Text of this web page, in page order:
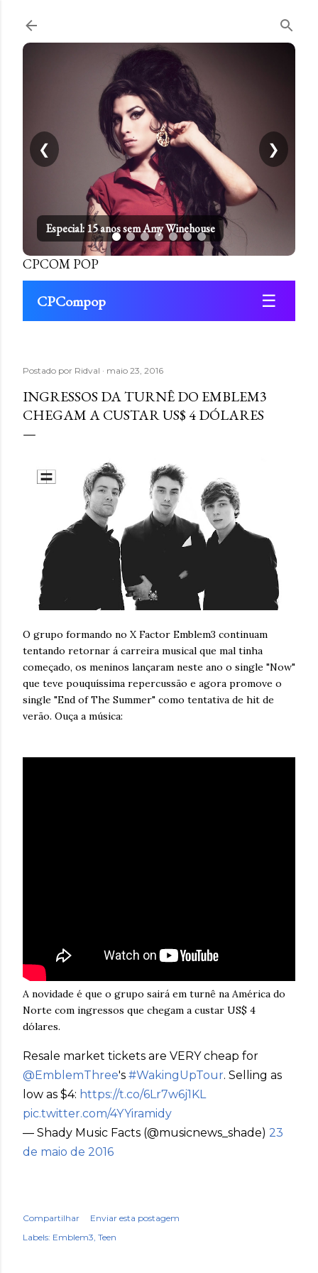
Especial: 15 anos sem Amy Winehouse
❮ ❯
CPCOM POP
CPCompop ☰
Postado por Ridval maio 23, 2016
INGRESSOS DA TURNÊ DO EMBLEM3
CHEGAM A CUSTAR US$ 4 DÓLARES
O grupo formando no X Factor Emblem3 continuam
tentando retornar á carreira musical que mal tinha
começado, os meninos lançaram neste ano o single "Now"
que teve pouquíssima repercussão e agora promove o
single "End of The Summer" como tentativa de hit de
verão. Ouça a música:
A novidade é que o grupo sairá em turnê na América do
Norte com ingressos que chegam a custar US$ 4
dólares.
Resale market tickets are VERY cheap for
@EmblemThree's #WakingUpTour. Selling as
low as $4: https://t.co/6Lr7w6j1KL
pic.twitter.com/4YYiramidy
— Shady Music Facts (@musicnews_shade) 23
de maio de 2016
Compartilhar
Enviar esta postagem
Labels: Emblem3 Teen